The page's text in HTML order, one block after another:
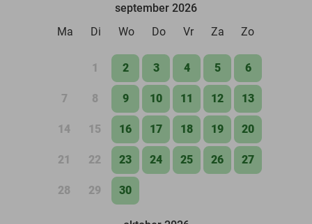
september 2026
Ma
Di Wo Do Vr Za Zo
1 2 3 4 5 6
7 8 9 10 11 12 13
14 15 16 17 18 19 20
21 22 23 24 25 26 27
28 29 30